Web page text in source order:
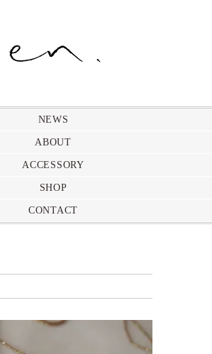
NEWS
ABOUT
ACCESSORY
SHOP
CONTACT